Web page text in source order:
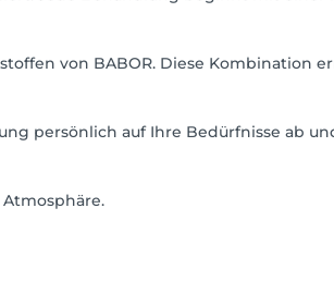
von BABOR. Diese Kombination
persönlich auf Ihre Bedürfnisse ab